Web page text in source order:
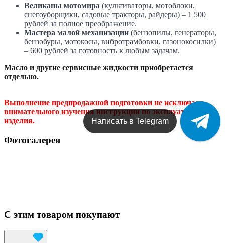
Великаны мотомира (культиваторы, мотоблоки,
снегоуборщики, садовые тракторы, райдеры) – 1 500
рублей за полное преображение.
Мастера малой механизации (бензопилы, генераторы,
бензобуры, мотокосы, вибротрамбовки, газонокосилки)
– 600 рублей за готовность к любым задачам.
Масло и другие сервисные жидкости приобретается
отдельно.
Выполнение предпродажной подготовки не исключает
внимательного изучения инструкции по эксплуатации
изделия.
Фотогалерея
С этим товаром покупают
Написать в Telegram